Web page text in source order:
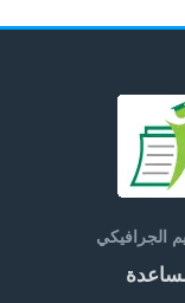
الجرافيكي